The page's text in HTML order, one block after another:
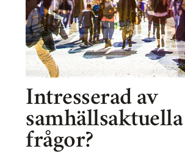
Intresserad av
samhällsaktuella
frågor?